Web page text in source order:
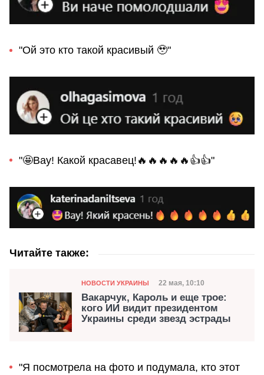
"Ой это кто такой красивый 🥹"
"🤩Вау! Какой красавец!🔥🔥🔥🔥🔥👍👍"
Читайте также:
Категория
НОВОСТИ УКРАИНЫ Дата публикации
22 мая, 10:10
Вакарчук, Кароль и еще трое:
кого ИИ видит президентом
Украины среди звезд эстрады
"Я посмотрела на фото и подумала, кто этот